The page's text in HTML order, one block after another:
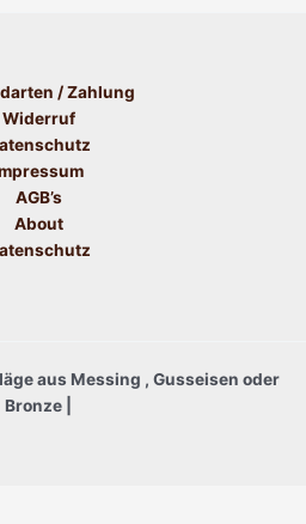
/ Zahlung
Widerruf
AGB’s
About
aus Messing , Gusseisen oder
Bronze |